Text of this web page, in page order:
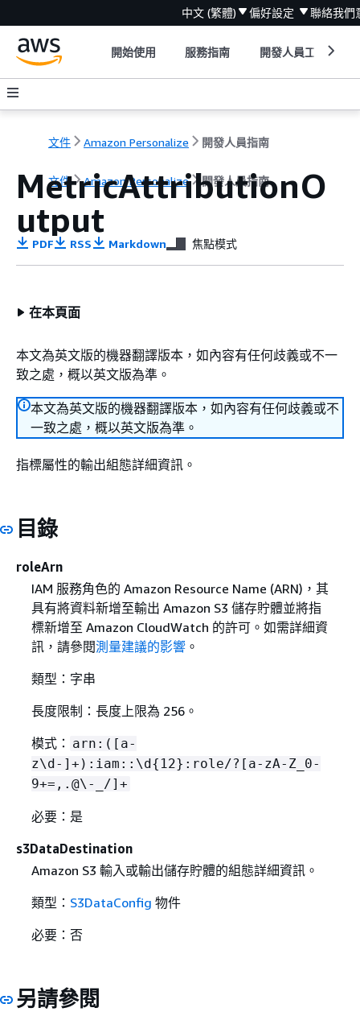
中文 (繁體) 偏好設定 聯絡我們
開始使用 服務指南 開發人員工具
文件 Amazon Personalize 開發人員指南
文件 Amazon Personalize 開發人員指南
MetricAttributionO
utput
PDF RSS Markdown 焦點模式
在本頁面
本文為英文版的機器翻譯版本，如內容有任何歧義或不一
致之處，概以英文版為準。
本文為英文版的機器翻譯版本，如內容有任何歧義或不
一致之處，概以英文版為準。
指標屬性的輸出組態詳細資訊。
目錄
roleArn
IAM 服務角色的 Amazon Resource Name (ARN)，其
具有將資料新增至輸出 Amazon S3 儲存貯體並將指
標新增至 Amazon CloudWatch 的許可。如需詳細資
訊，請參閱測量建議的影響。
類型：字串
長度限制：長度上限為 256。
模式： arn:([a-
z\d-]+):iam::\d{ 12}:role/?[a-zA-Z_0-
9+=,.@\-_/]+
必要：是
s3DataDestination
Amazon S3 輸入或輸出儲存貯體的組態詳細資訊。
類型： S3DataConfig 物件
必要：否
另請參閱